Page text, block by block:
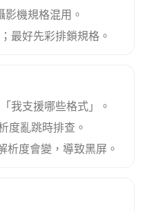
機規格混用。
最好先彩排鎖規格。
我支援哪些格式」。
度亂跳時排查。
析度會變，導致黑屏。